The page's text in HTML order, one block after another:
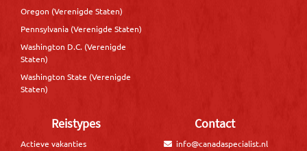
Oregon (Verenigde Staten)
Pennsylvania (Verenigde Staten)
Washington D.C. (Verenigde
Staten)
Washington State (Verenigde
Staten)
Reistypes
Actieve vakanties
Contact
info@canadaspecialist.nl